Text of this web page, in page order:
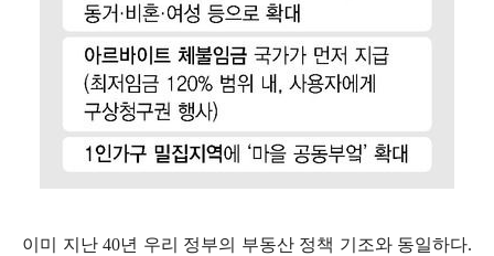
이미 지난 40년 우리 정부의 부동산 정책 기조와 동일하다.